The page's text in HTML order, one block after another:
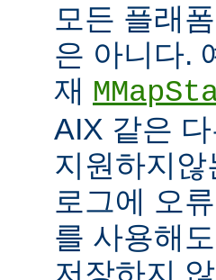
모든 플래
은 아니다.
재
AIX 같은
지원하지
로그에 오
를 사용해